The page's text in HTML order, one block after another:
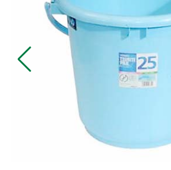
実績紹介
見積依頼フォーム
お問い合わせ
よくある質問
プライバシーポリシー
セット商品
屋外イベント用品
展示会用品
模擬店用品